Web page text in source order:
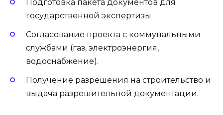
Подготовка пакета документов для
государственной экспертизы.
Согласование проекта с коммунальными
службами (газ, электроэнергия,
водоснабжение).
Получение разрешения на строительство и
выдача разрешительной документации.